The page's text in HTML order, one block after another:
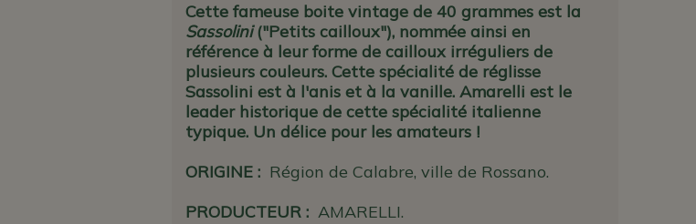
Cette fameuse boite vintage de 40 grammes est la
Sassolini("Petits cailloux"), nommée ainsi en
référence à leur forme de cailloux irréguliers de
plusieurs couleurs. Cette spécialité de réglisse
Sassolini est à l'anis et à la vanille. Amarelli est le
leader historique de cette spécialité italienne
typique. Un délice pour les amateurs !
ORIGINE : Région de Calabre, ville de Rossano.
PRODUCTEUR : AMARELLI.